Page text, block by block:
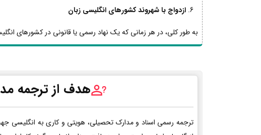
ازدواج با شهروند کشورهای انگلیسی زبان
به طور کلی، در هر زمانی که یک نهاد رسمی یا قانونی در کشورهای
هدف از ترجمه
ترجمه رسمی اسناد و مدارک تحصیلی، هویتی و کاری به انگلیسی